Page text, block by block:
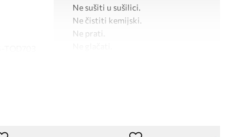
Ne sušiti u sušilici.
Ne čistiti kemijski.
Ne prati.